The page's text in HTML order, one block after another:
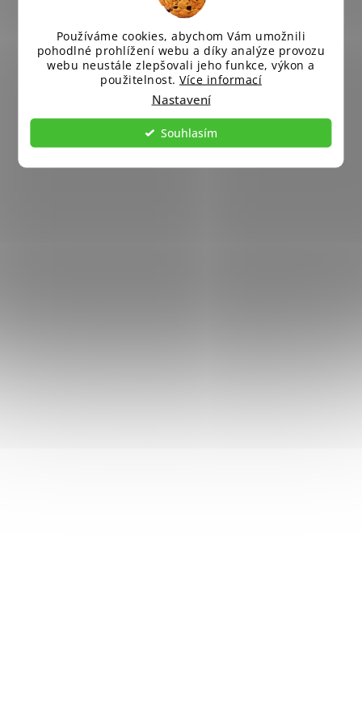
Používáme cookies, abychom Vám umožnili
pohodlné prohlížení webu a díky analýze provozu
webu neustále zlepšovali jeho funkce, výkon a
použitelnost. Více informací
Nastavení
Souhlasím